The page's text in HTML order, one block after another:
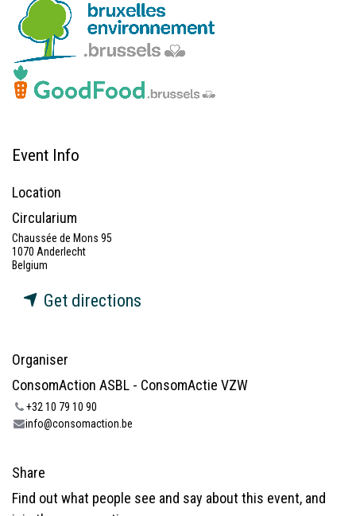
Event Info
Location
Circularium
Chaussée de Mons 95
1070 Anderlecht
Belgium
Get directions
Organiser
ConsomAction ASBL - ConsomActie VZW
+32 10 79 10 90
info@consomaction.be
Share
Find out what people see and say about this event, and